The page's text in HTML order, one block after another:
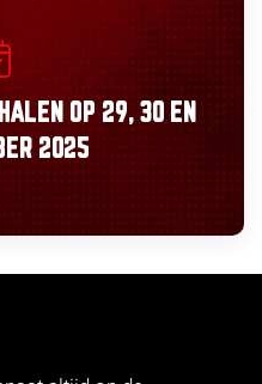
OP 29, 30 EN
2025